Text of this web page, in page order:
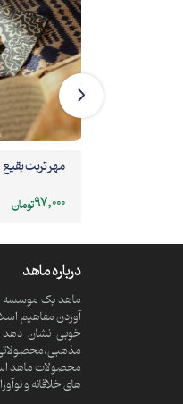
مهر تربت بقیع
97,000تومان
درباره ماهد
آوردن مفاهیم
خوبی نشان دهد
محصولات ماهد
های خلاقانه و